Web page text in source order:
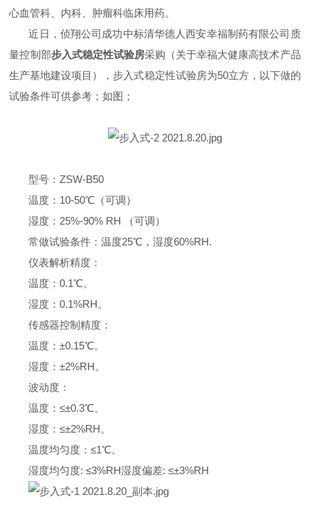
心血管科、内科、肿瘤科临床用药。
近日， 侦翔公司成功中标清华德人西安幸福制药有限公司质
量控制部步入式稳定性试验房采购（关于幸福大健康高技术产品
生产基地建设项目）
，步入式稳定性试验房为50立方，以下做的
试验条件可供参考；如图；
型号：ZSW-B50
温度： 10-50℃（可调）
湿度： 25%-90% RH （可调）
常做试验条件：温度25℃，湿度60%RH.
仪表解析精度：
温度：0.1℃。
湿度：0.1%RH。
传感器控制精度：
温度：±0.15℃。
湿度：±2%RH。
波动度：
温度：≤±0.3℃。
湿度：≤±2%RH。
温度均匀度：≤1℃。
湿度均匀度: ≤3%RH湿度偏差: ≤±3%RH